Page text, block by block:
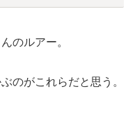
のルアー。
のがこれらだと思う。